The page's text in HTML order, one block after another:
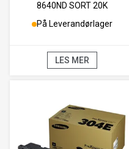
8640ND SORT 20K
På Leverandørlager
LES MER